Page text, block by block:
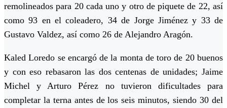
remolineados para 20 cada uno y otro de piquete de 22, así
como 93 en el coleadero, 34 de Jorge Jiménez y 33 de
Gustavo Valdez, así como 26 de Alejandro Aragón.
Kaled Loredo se encargó de la monta de toro de 20 buenos
y con eso rebasaron las dos centenas de unidades; Jaime
Michel y Arturo Pérez no tuvieron dificultades para
completar la terna antes de los seis minutos, siendo 30 del